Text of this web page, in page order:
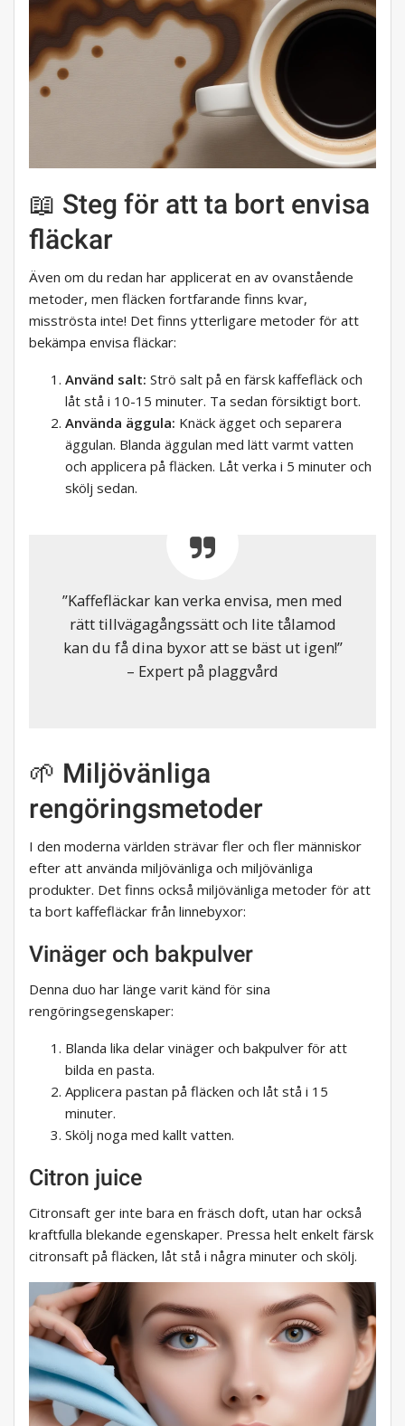
📖 Steg för att ta bort envisa
fläckar
Även om du redan har applicerat en av ovanstående
metoder, men fläcken fortfarande finns kvar,
misströsta inte! Det finns ytterligare metoder för att
bekämpa envisa fläckar:
Använd salt: Strö salt på en färsk kaffefläck och
låt stå i 10-15 minuter. Ta sedan försiktigt bort.
Använda äggula: Knäck ägget och separera
äggulan. Blanda äggulan med lätt varmt vatten
och applicera på fläcken. Låt verka i 5 minuter och
skölj sedan.
”Kaffefläckar kan verka envisa, men med
rätt tillvägagångssätt och lite tålamod
kan du få dina byxor att se bäst ut igen!”
– Expert på plaggvård
🌱 Miljövänliga
rengöringsmetoder
I den moderna världen strävar fler och fler människor
efter att använda miljövänliga och miljövänliga
produkter. Det finns också miljövänliga metoder för att
ta bort kaffefläckar från linnebyxor:
Vinäger och bakpulver
Denna duo har länge varit känd för sina
rengöringsegenskaper:
Blanda lika delar vinäger och bakpulver för att
bilda en pasta.
Applicera pastan på fläcken och låt stå i 15
minuter.
Skölj noga med kallt vatten.
Citron juice
Citronsaft ger inte bara en fräsch doft, utan har också
kraftfulla blekande egenskaper. Pressa helt enkelt färsk
citronsaft på fläcken, låt stå i några minuter och skölj.